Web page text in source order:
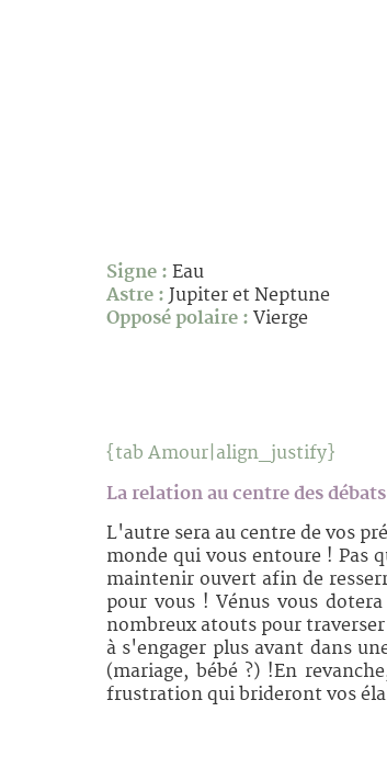
Signe : Eau
Astre : Jupiter et Neptune
Opposé polaire : Vierge
{tab Amour|align_justify}
La relation au centre des
L'autre sera au centre de vos
monde qui vous entoure ! Pas
maintenir ouvert afin de
pour vous ! Vénus vous
nombreux atouts pour
à s'engager plus avant dans
(mariage, bébé ?) !En
frustration qui brideront vos